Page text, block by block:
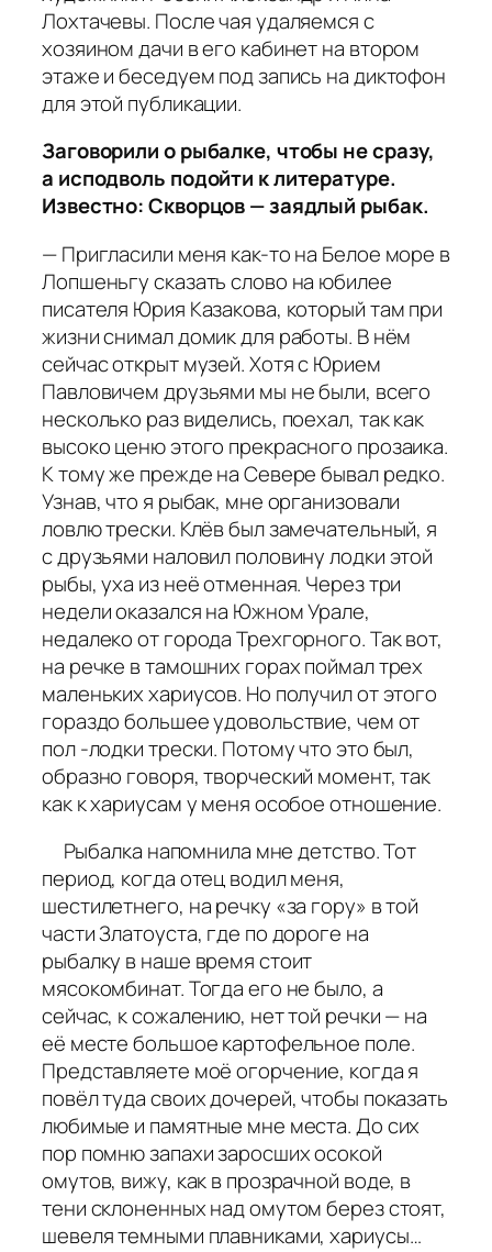
Лохтачевы. После чая удаляемся с
хозяином дачи в его кабинет на втором
этаже и беседуем под запись на диктофон
для этой публикации.
Заговорили о рыбалке, чтобы не сразу,
а исподволь подойти к литературе.
Известно: Скворцов — заядлый рыбак.
— Пригласили меня как-то на Белое море в
Лопшеньгу сказать слово на юбилее
писателя Юрия Казакова, который там при
жизни снимал домик для работы. В нём
сейчас открыт музей. Хотя с Юрием
Павловичем друзьями мы не были, всего
несколько раз виделись, поехал, так как
высоко ценю этого прекрасного прозаика.
К тому же прежде на Севере бывал редко.
Узнав, что я рыбак, мне организовали
ловлю трески. Клёв был замечательный, я
с друзьями наловил половину лодки этой
рыбы, уха из неё отменная. Через три
недели оказался на Южном Урале,
недалеко от города Трехгорного. Так вот,
на речке в тамошних горах поймал трех
маленьких хариусов. Но получил от этого
гораздо большее удовольствие, чем от
пол -лодки трески. Потому что это был,
образно говоря, творческий момент, так
как к хариусам у меня особое отношение.
Рыбалка напомнила мне детство. Тот
период, когда отец водил меня,
шестилетнего, на речку «за гору» в той
части Златоуста, где по дороге на
рыбалку в наше время стоит
мясокомбинат. Тогда его не было, а
сейчас, к сожалению, нет той речки — на
её месте большое картофельное поле.
Представляете моё огорчение, когда я
повёл туда своих дочерей, чтобы показать
любимые и памятные мне места. До сих
пор помню запахи заросших осокой
омутов, вижу, как в прозрачной воде, в
тени склоненных над омутом берез стоят,
шевеля темными плавниками, хариусы…